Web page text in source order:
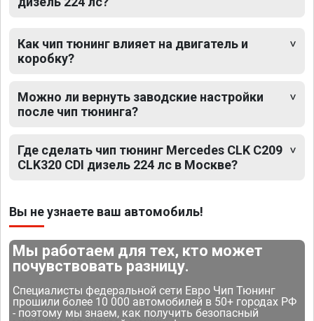
Как чип тюнинг влияет на двигатель и
коробку?
Можно ли вернуть заводские настройки
после чип тюнинга?
Где сделать чип тюнинг Mercedes CLK C209
CLK320 CDI дизель 224 лс в Москве?
Вы не узнаете ваш автомобиль!
Мы работаем для тех, кто может
почувствовать разницу.
Специалисты федеральной сети Евро Чип Тюнинг
прошили более 10 000 автомобилей в 50+ городах РФ
- поэтому мы знаем, как получить безопасный